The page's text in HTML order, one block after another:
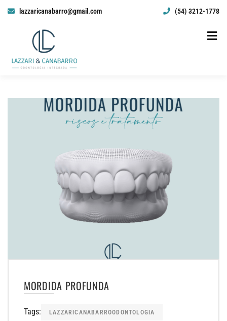
lazzaricanabarro@gmail.com (54) 3212-1778
MORDIDA PROFUNDA
Tags: LAZZARICANABARROODONTOLOGIA